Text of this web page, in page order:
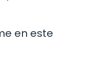
en este